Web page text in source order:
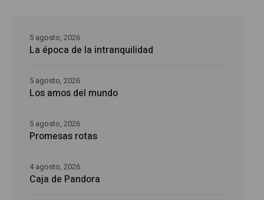
La época de la intranquilidad
5 agosto, 2026
Los amos del mundo
5 agosto, 2026
Promesas rotas
5 agosto, 2026
Caja de Pandora
4 agosto, 2026